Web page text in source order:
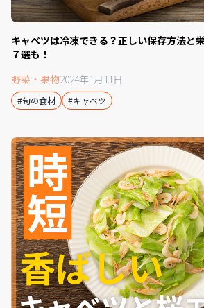
キャベツは冷凍できる？正しい保存方法と
７選も！
野菜・果物2024年1月11日
#旬の食材 #キャベツ